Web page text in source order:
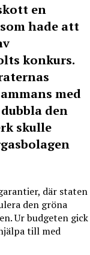
en
hade att
konkurs.
med
den
skulle
där staten
den gröna
Ur budgeten gick
till med